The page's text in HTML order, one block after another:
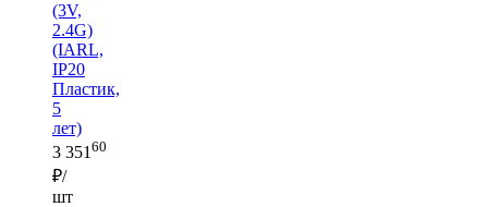
(3V,
2.4G)
(IARL,
IP20
Пластик,
5
лет)
3 35160
₽/
шт